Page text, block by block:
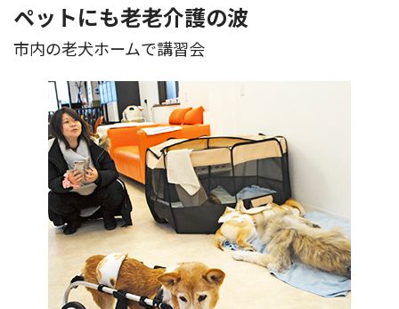
ペットにも老老介護の波
市内の老犬ホームで講習会